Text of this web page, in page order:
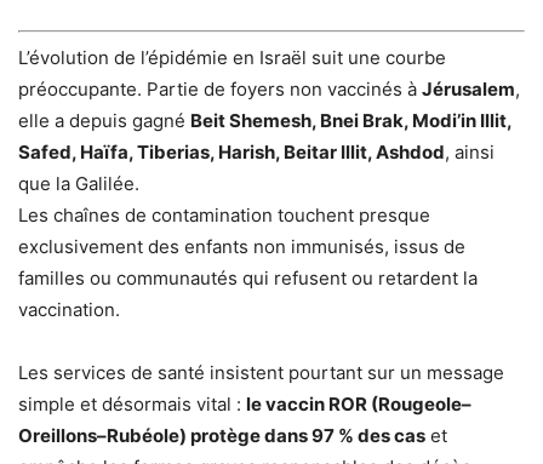
L’évolution de l’épidémie en Israël suit une courbe
préoccupante. Partie de foyers non vaccinés à Jérusalem,
elle a depuis gagné Beit Shemesh, Bnei Brak, Modi’in Illit,
Safed, Haïfa, Tiberias, Harish, Beitar Illit, Ashdod, ainsi
que la Galilée.
Les chaînes de contamination touchent presque
exclusivement des enfants non immunisés, issus de
familles ou communautés qui refusent ou retardent la
vaccination.
Les services de santé insistent pourtant sur un message
simple et désormais vital : le vaccin ROR (Rougeole–
Oreillons–Rubéole) protège dans 97 % des cas et